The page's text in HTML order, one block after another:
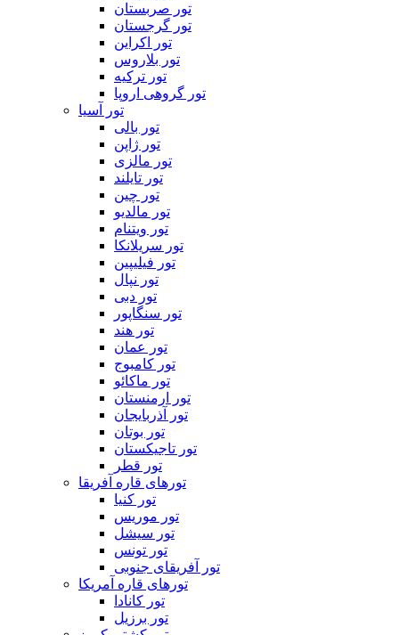
تور صربستان
تور گرجستان
تور اکراین
تور بلاروس
تور ترکیه
تور گروهی اروپا
تور آسیا
تور بالی
تور ژاپن
تور مالزی
تور تایلند
تور چین
تور مالدیو
تور ویتنام
تور سریلانکا
تور فیلیپین
تور نپال
تور دبی
تور سنگاپور
تور هند
تور عمان
تور کامبوج
تور ماکائو
تور ارمنستان
تور آذربایجان
تور بوتان
تور تاجیکستان
تور قطر
تورهای قاره آفریقا
تور کنیا
تور موریس
تور سیشل
تور تونس
تور آفریقای جنوبی
تورهای قاره آمریکا
تور کانادا
تور برزیل